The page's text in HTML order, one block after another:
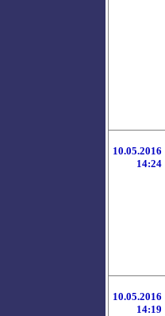
10.05.2016
14:24
10.05.2016
14:19